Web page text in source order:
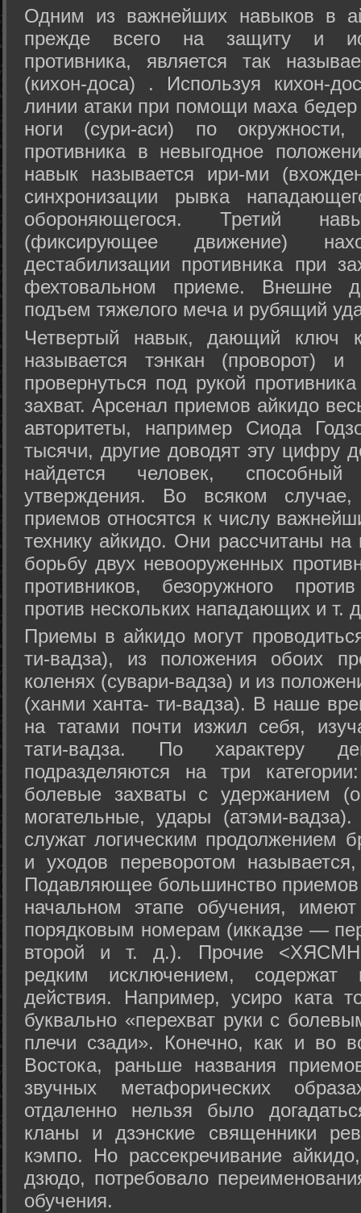
Одним из важнейших навыков в
прежде всего на защиту и
противника, является так
(кихон-доса) . Используя кихон-
линии атаки при помощи маха
ноги (сури-аси) по
противника в невыгодное
навык называется ири-ми
синхронизации рывка
обороняющегося. Третий
(фиксирующее движение)
дестабилизации противника при
фехтовальном приеме. Внешне
подъем тяжелого меча и рубящий
Четвертый навык, дающий ключ
называется тэнкан (проворот)
провернуться под рукой
захват. Арсенал приемов айкидо
авторитеты, например Сиода
тысячи, другие доводят эту цифру
найдется человек,
утверждения. Во всяком
приемов относятся к числу
технику айкидо. Они рассчитаны
борьбу двух невооруженных
противников, безоружного
против нескольких нападающих и т.
Приемы в айкидо могут
ти-вадза), из положения обоих
коленях (сувари-вадза) и из
(ханми ханта- ти-вадза). В наше
на татами почти изжил себя,
тати-вадза. По характеру
подразделяются на три
болевые захваты с удержанием
могательные, удары (атэми-
служат логическим продолжением
и уходов переворотом
Подавляющее большинство
начальном этапе обучения,
порядковым номерам (иккадзе —
второй и т. д.). Прочие
редким исключением, содержат
действия. Например, усиро ката
буквально «перехват руки с
плечи сзади». Конечно, как и во
Востока, раньше названия
звучных метафорических
отдаленно нельзя было
кланы и дзэнские священники
кэмпо. Но рассекречивание
дзюдо, потребовало
обучения.